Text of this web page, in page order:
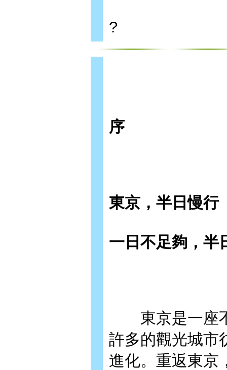
?
序
東京，半日慢行
一日不足夠，半
東京是一座不
許多的觀光城市
進化。重返東京